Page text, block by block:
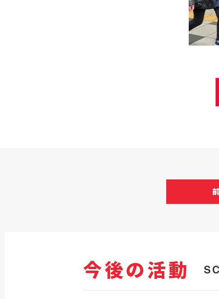
今後の活動